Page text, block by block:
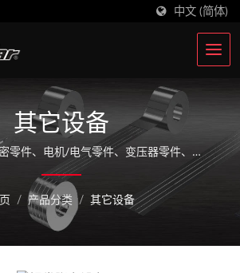
中文 (简体)
其它设备
零件、电机/电气零件、变压器零件、家
司(简称順噠機械) 专致于钢卷冲压加工设
于台湾，并在中国昆山设立中国顺哒公
触角，实绩设备已遍布全球逾30个国家。
持续创新技术，研发高科技整厂自动化
/ 产品分类 / 其它设备